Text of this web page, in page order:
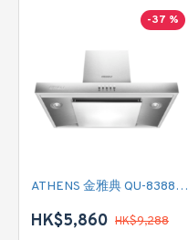
-37 %
ATHENS 金雅典 QU-8388 煙囪式抽油煙機
HK$5,860 HK$9,288